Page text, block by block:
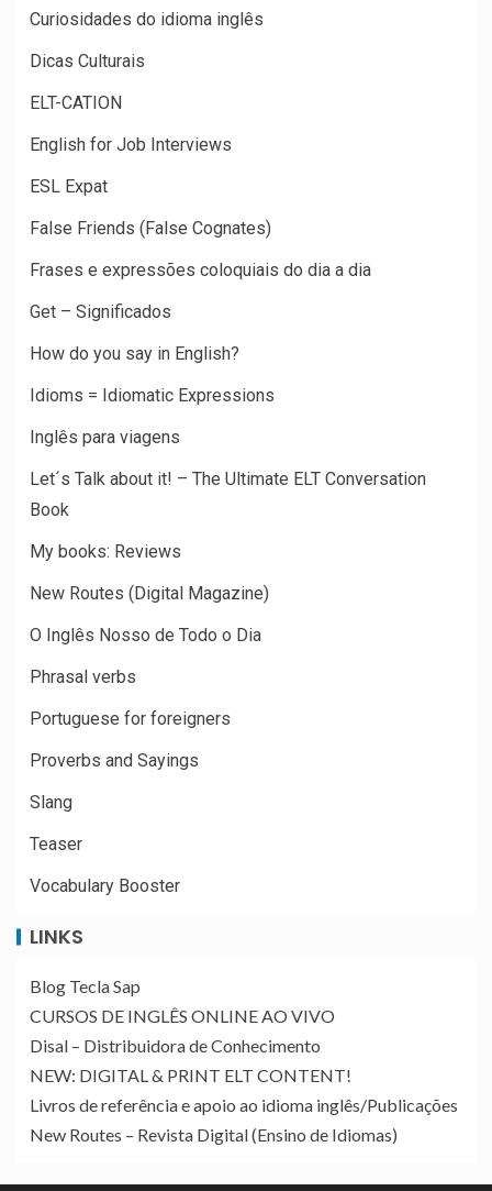
Curiosidades do idioma inglês
Dicas Culturais
ELT-CATION
English for Job Interviews
ESL Expat
False Friends (False Cognates)
Frases e expressões coloquiais do dia a dia
Get – Significados
How do you say in English?
Idioms = Idiomatic Expressions
Inglês para viagens
Let´s Talk about it! – The Ultimate ELT Conversation
Book
My books: Reviews
New Routes (Digital Magazine)
O Inglês Nosso de Todo o Dia
Phrasal verbs
Portuguese for foreigners
Proverbs and Sayings
Slang
Teaser
Vocabulary Booster
LINKS
Blog Tecla Sap
CURSOS DE INGLÊS ONLINE AO VIVO
Disal – Distribuidora de Conhecimento
NEW: DIGITAL & PRINT ELT CONTENT!
Livros de referência e apoio ao idioma inglês/Publicações
New Routes – Revista Digital (Ensino de Idiomas)